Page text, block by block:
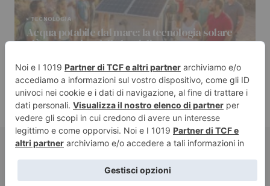
TECNOLOGIA
Acqua potabile dal mare: la tecnologia solare
più economica delle bottiglie